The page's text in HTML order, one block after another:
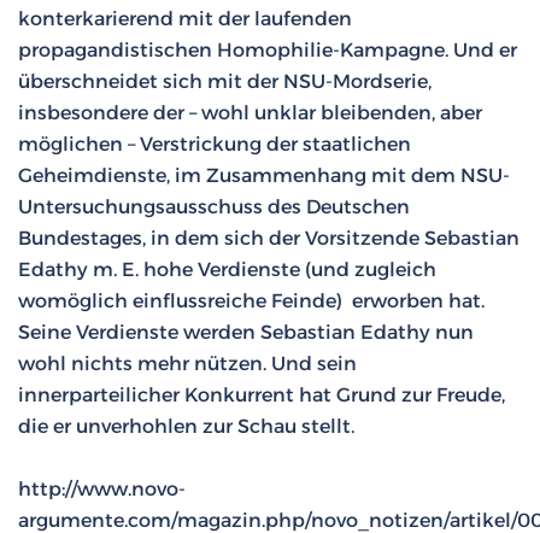
konterkarierend mit der laufenden
propagandistischen Homophilie-Kampagne. Und er
überschneidet sich mit der NSU-Mordserie,
insbesondere der – wohl unklar bleibenden, aber
möglichen – Verstrickung der staatlichen
Geheimdienste, im Zusammenhang mit dem NSU-
Untersuchungsausschuss des Deutschen
Bundestages, in dem sich der Vorsitzende Sebastian
Edathy m. E. hohe Verdienste (und zugleich
womöglich einflussreiche Feinde) erworben hat.
Seine Verdienste werden Sebastian Edathy nun
wohl nichts mehr nützen. Und sein
innerparteilicher Konkurrent hat Grund zur Freude,
die er unverhohlen zur Schau stellt.
http://www.novo-
argumente.com/magazin.php/novo_notizen/artikel/